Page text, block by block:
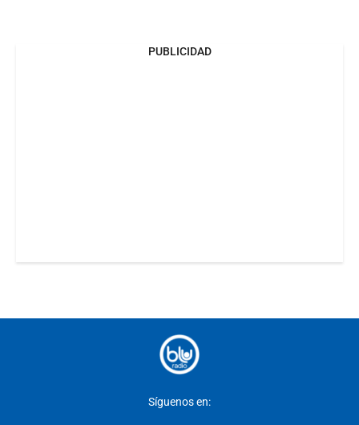
PUBLICIDAD
Síguenos en: